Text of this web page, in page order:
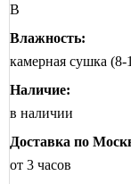
B
Влажность:
камерная сушка (8-
Наличие:
в наличии
Доставка по
от 3 часов